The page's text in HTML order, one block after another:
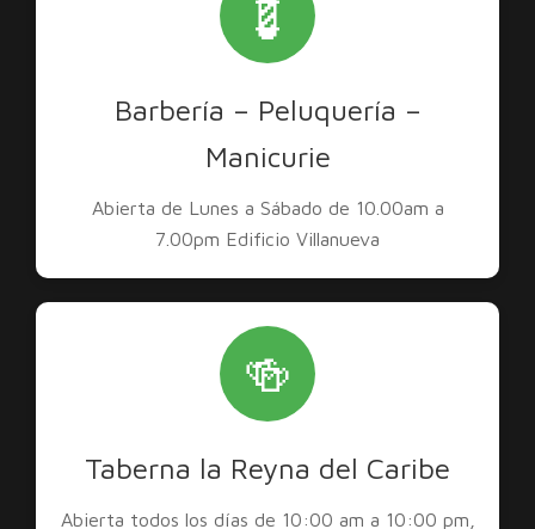
💈
Barbería – Peluquería –
Manicurie
Abierta de Lunes a Sábado de 10.00am a
7.00pm Edificio Villanueva
🍻
Taberna la Reyna del Caribe
Abierta todos los días de 10:00 am a 10:00 pm,